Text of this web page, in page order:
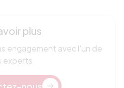
plus
engagement avec l'un de
experts